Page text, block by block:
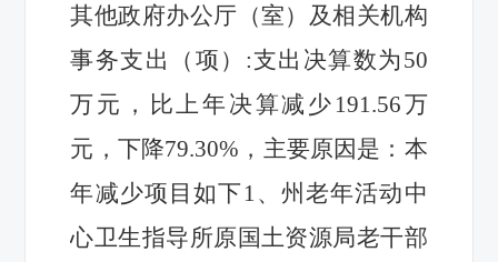
其他政府办公厅（室）及相关机构
事务支出（项） :支出决算数为 50
万元，比上年 决算减少 191.56万
元，下降79.30%，主要原因是： 本
年减少项目如下1、 州老年活动中
心卫生指导所原国土资源局老干部